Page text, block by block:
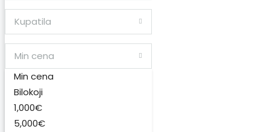
Kupatila
Min cena
Min cena
Bilokoji
1,000€
5,000€